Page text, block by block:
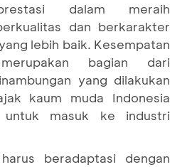
dalam meraih
dan berkarakter
lebih baik. Kesempatan
bagian dari
yang dilakukan
kaum muda Indonesia
untuk masuk ke industri
beradaptasi dengan